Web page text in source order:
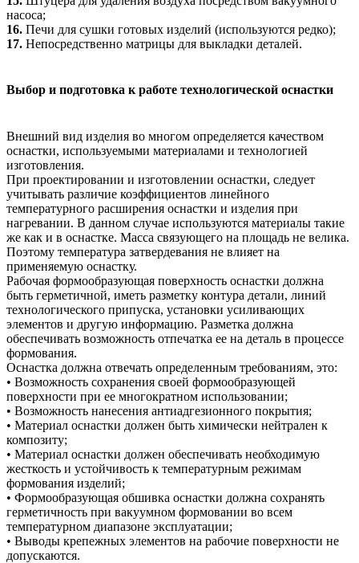
насоса;
16. Печи для сушки готовых изделий (используются редко);
17. Непосредственно матрицы для выкладки деталей.
Выбор и подготовка к работе технологической оснастки
Внешний вид изделия во многом определяется качеством
оснастки, используемыми материалами и технологией
изготовления.
При проектировании и изготовлении оснастки, следует
учитывать различие коэффициентов линейного
температурного расширения оснастки и изделия при
нагревании. В данном случае используются материалы такие
же как и в оснастке. Масса связующего на площадь не велика.
Поэтому температура затвердевания не влияет на
применяемую оснастку.
Рабочая формообразующая поверхность оснастки должна
быть герметичной, иметь разметку контура детали, линий
технологического припуска, установки усиливающих
элементов и другую информацию. Разметка должна
обеспечивать возможность отпечатка ее на деталь в процессе
формования.
Оснастка должна отвечать определенным требованиям, это:
• Возможность сохранения своей формообразующей
поверхности при ее многократном использовании;
• Возможность нанесения антиадгезионного покрытия;
• Материал оснастки должен быть химически нейтрален к
композиту;
• Материал оснастки должен обеспечивать необходимую
жесткость и устойчивость к температурным режимам
формования изделий;
• Формообразующая обшивка оснастки должна сохранять
герметичность при вакуумном формовании во всем
температурном диапазоне эксплуатации;
• Выводы крепежных элементов на рабочие поверхности не
допускаются.